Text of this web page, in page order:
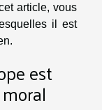
article, vous
il est
est